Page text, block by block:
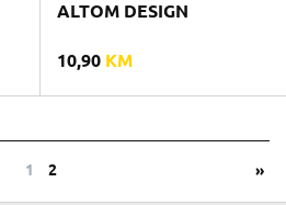
ALTOM DESIGN
10,90 KM
1 2 »